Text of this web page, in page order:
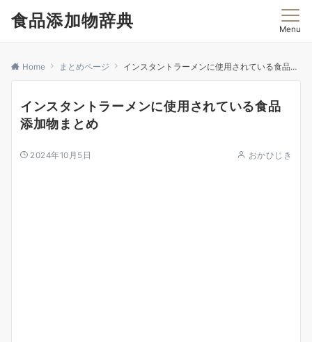
食品添加物辞典 Menu
Home まとめページ インスタントラーメンに使用されている食品添加物まとめ
インスタントラーメンに使用されている食品
添加物まとめ
2024年10月5日 おかひじき